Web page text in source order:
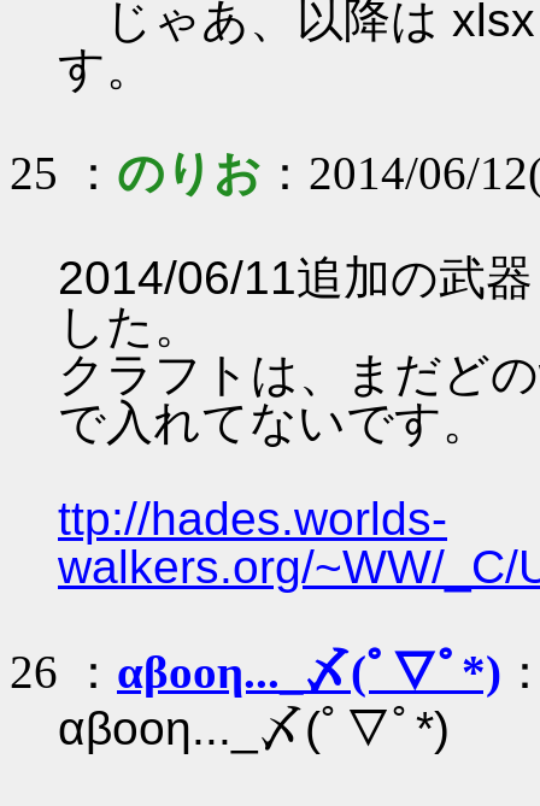
じゃあ、以降は
す。
25 ： のりお ：2014/06/
2014/06/11追加の武
した。
クラフトは、まだど
で入れてないです。
ttp://hades.worlds-
walkers.org/~WW/_C/
26 ： αβοοη..._〆(ﾟ▽ﾟ*)
αβοοη..._〆(ﾟ▽ﾟ*)